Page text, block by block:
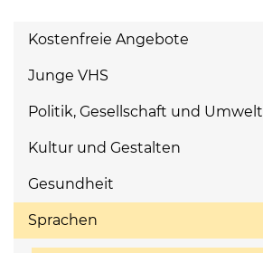
Kostenfreie Angebote
Junge VHS
Politik, Gesellschaft und Umwelt
Kultur und Gestalten
Gesundheit
Sprachen